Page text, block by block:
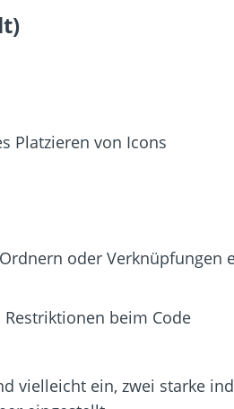
Platzieren von Icons
oder Verknüpfungen
beim Code
vielleicht ein, zwei starke